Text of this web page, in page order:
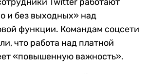
и без выходных» над
функции. Командам соцсети
что работа над платной
«повышенную важность».